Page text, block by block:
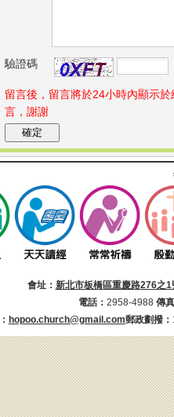
驗證碼
留言後，留言將於24小時內顯示
言，謝謝
會址： 新北市板橋區重慶路276之1
電話： 2958-4988 傳
hopoo.church@gmail.com郵政劃撥：